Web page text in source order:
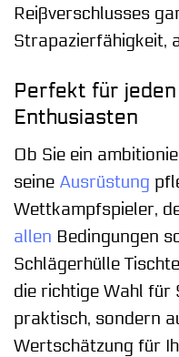
Reißverschlusses
Strapazierfähigkeit,
Perfekt für
Enthusiasten
Ob Sie ein
seine Ausrüstung
Wettkampfspieler,
allen Bedingungen
Schlägerhülle
die richtige Wahl für
praktisch, sondern
Wertschätzung für